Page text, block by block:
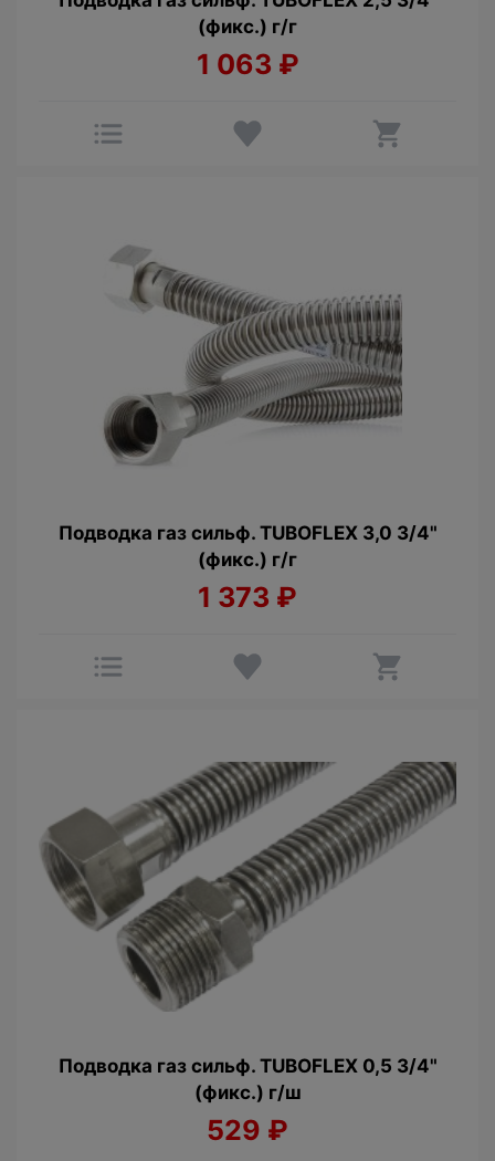
(фикс.) г/г
1 063 ₽
Подводка газ сильф. TUBOFLEX 3,0 3/4"
(фикс.) г/г
1 373 ₽
Подводка газ сильф. TUBOFLEX 0,5 3/4"
(фикс.) г/ш
529 ₽